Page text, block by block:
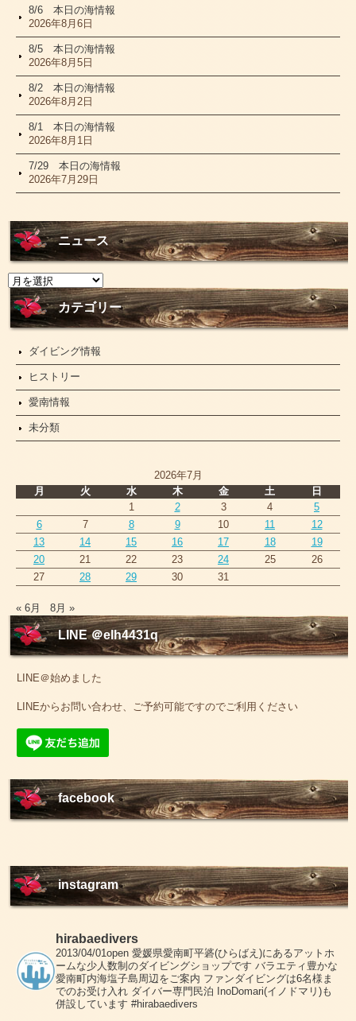
8/6 本日の海情報
2026年8月6日
8/5 本日の海情報
2026年8月5日
8/2 本日の海情報
2026年8月2日
8/1 本日の海情報
2026年8月1日
7/29 本日の海情報
2026年7月29日
ニュース
ニ
ュ
ー
カテゴリー
ダイビング情報
ヒストリー
愛南情報
未分類
2026年7月
月
火 水 木 金 土
日
1
2 3 4
5
6
7 8 9 10 11
12
13
14 15 16 17 18
19
20
21 22 23 24 25
26
27
28 29 30 31
« 6月 8月 »
LINE ＠elh4431q
LINE＠始めました
LINEからお問い合わせ、ご予約可能ですのでご利用ください
facebook
instagram
hirabaedivers
2013/04/01open 愛媛県愛南町平碆(ひらばえ)にあるアットホ
ームな少人数制のダイビングショップです バラエティ豊かな
愛南町内海塩子島周辺をご案内 ファンダイビングは6名様ま
でのお受け入れ ダイバー専門民泊 InoDomari(イノドマリ)も
併設しています #hirabaedivers